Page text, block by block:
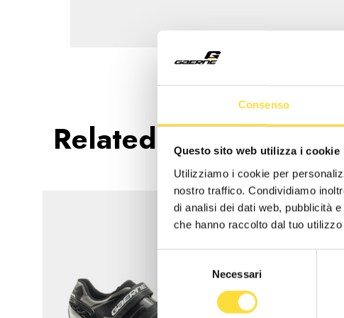
Consenso
Questo sito web utilizza i cookie
Utilizziamo i cookie per
nostro traffico. Condividiamo
di analisi dei dati web, pubblicità
che hanno raccolto dal tuo
Necessari
Related Products
-40%